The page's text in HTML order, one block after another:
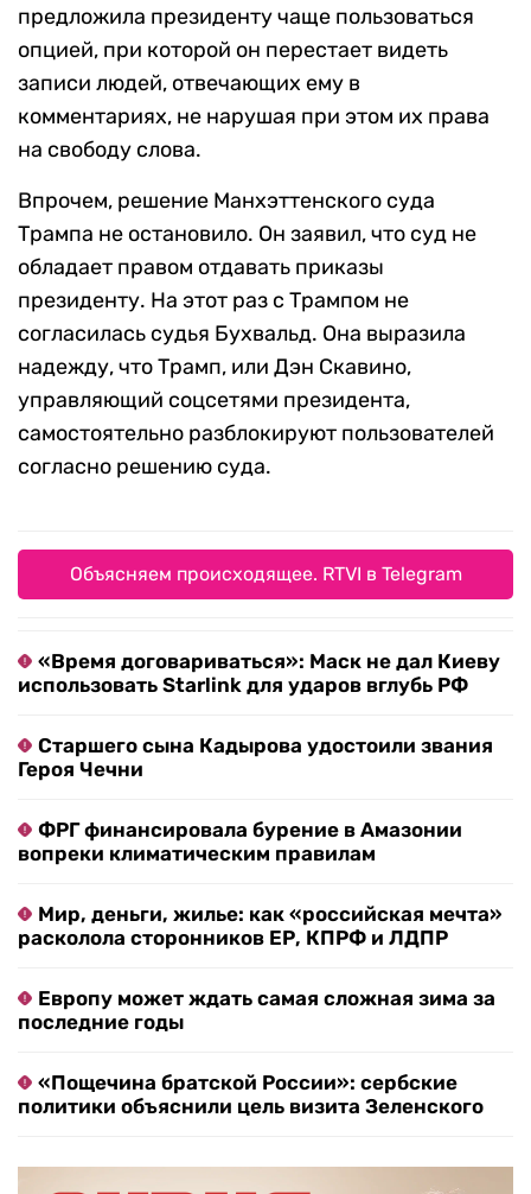
предложила президенту чаще пользоваться
опцией, при которой он перестает видеть
записи людей, отвечающих ему в
комментариях, не нарушая при этом их права
на свободу слова.
Впрочем, решение Манхэттенского суда
Трампа не остановило. Он заявил, что суд не
обладает правом отдавать приказы
президенту. На этот раз с Трампом не
согласилась судья Бухвальд. Она выразила
надежду, что Трамп, или Дэн Скавино,
управляющий соцсетями президента,
самостоятельно разблокируют пользователей
согласно решению суда.
Объясняем происходящее. RTVI в Telegram
«Время договариваться»: Маск не дал Киеву
использовать Starlink для ударов вглубь РФ
Старшего сына Кадырова удостоили звания
Героя Чечни
ФРГ финансировала бурение в Амазонии
вопреки климатическим правилам
Мир, деньги, жилье: как «российская мечта»
расколола сторонников ЕР, КПРФ и ЛДПР
Европу может ждать самая сложная зима за
последние годы
«Пощечина братской России»: сербские
политики объяснили цель визита Зеленского